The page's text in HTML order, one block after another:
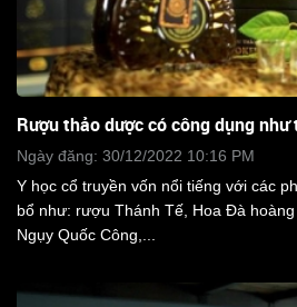
Rượu thảo dược có công dụng như
Ngày đăng: 30/12/2022 10:16 PM
Y học cổ truyền vốn nổi tiếng với các
bổ như: rượu Thánh Tế, Hoa Đà
Ngụy Quốc Công,...